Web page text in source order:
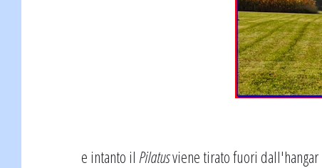
e intanto il Pilatusviene tirato fuori dall'hangar